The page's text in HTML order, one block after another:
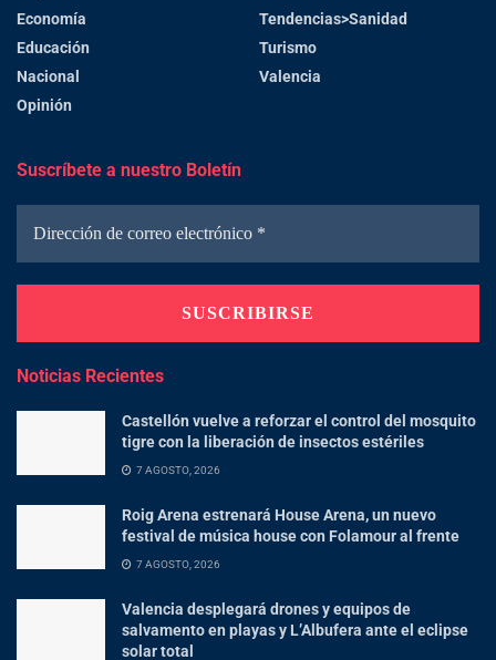
Economía
Educación
Nacional
Opinión
Tendencias>Sanidad
Turismo
Valencia
Suscríbete a nuestro Boletín
Noticias Recientes
Castellón vuelve a reforzar el control del mosquito
tigre con la liberación de insectos estériles
7 AGOSTO, 2026
Roig Arena estrenará House Arena, un nuevo
festival de música house con Folamour al frente
7 AGOSTO, 2026
Valencia desplegará drones y equipos de
salvamento en playas y L’Albufera ante el eclipse
solar total